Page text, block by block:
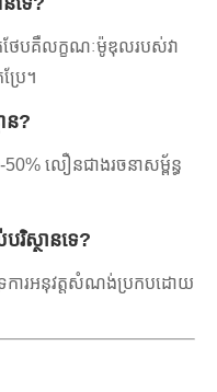
ែបគឺលក្ខណៈម៉ូឌុលរបស់វា
រែ។
ន?
លឿនជាងរចនាសម្ព័ន្ធ
រិស្ថានទេ?
រការអនុវត្តសំណង់ប្រកបដោយ